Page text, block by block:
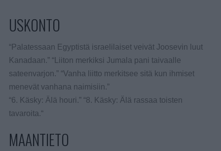
USKONTO
“Palatessaan Egyptistä israelilaiset veivät Joosevin luut
Kanadaan.” “Liiton merkiksi Jumala pani taivaalle
sateenvarjon.” “Vanha liitto merkitsee sitä kun ihmiset
menevät vanhana naimisiin.”
“6. Käsky: Älä houri.” “8. Käsky: Älä rassaa toisten
tavaroita.“
MAANTIETO